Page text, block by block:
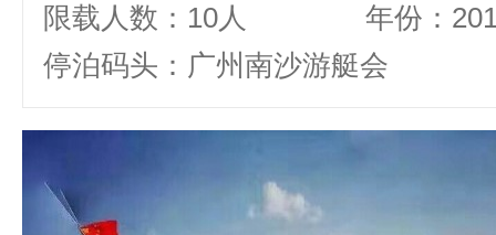
限载人数：10人
年份：
停泊码头：广州南沙游艇会